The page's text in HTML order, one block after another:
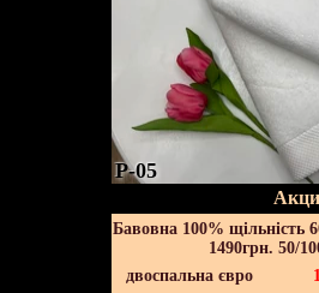
P-05
Бавовна 100% щільність
1490грн. 50/
двоспальна євро